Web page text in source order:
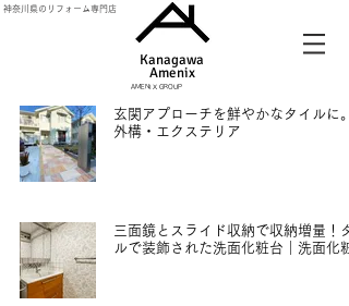
神奈川県のリフォーム専門店
Kanagawa
Amenix​
AMENIX GROUP
玄関アプローチを鮮やかなタイルに
外構・エクステリア
三面鏡とスライド収納で収納増量！
ルで装飾された洗面化粧台｜洗面化